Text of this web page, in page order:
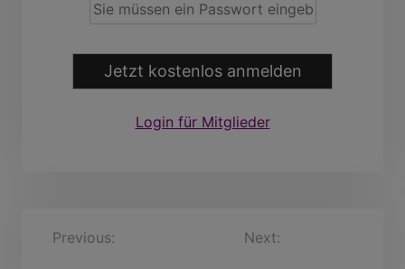
Jetzt kostenlos anmelden
Login für Mitglieder
Previous: Next: